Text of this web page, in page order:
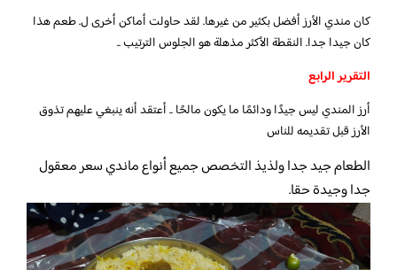
كان مندي الأرز أفضل بكثير من غيرها. لقد حاولت أماكن أخرى ل. طعم هذا
كان جيدا جدا. النقطة الأكثر مذهلة هو الجلوس الترتيب ..
التقرير الرابع
أرز المندي ليس جيدًا ودائمًا ما يكون مالحًا .. أعتقد أنه ينبغي عليهم تذوق
الأرز قبل تقديمه للناس
الطعام جيد جدا ولذيذ التخصص جميع أنواع ماندي سعر معقول
جدا وجيدة حقا.